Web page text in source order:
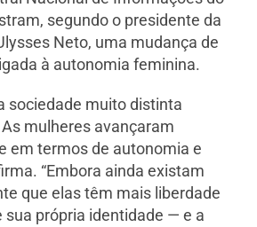
segundo o presidente da
Neto, uma mudança de
à autonomia feminina.
sociedade muito distinta
mulheres avançaram
em termos de autonomia e
“Embora ainda existam
que elas têm mais liberdade
sua própria identidade — e a